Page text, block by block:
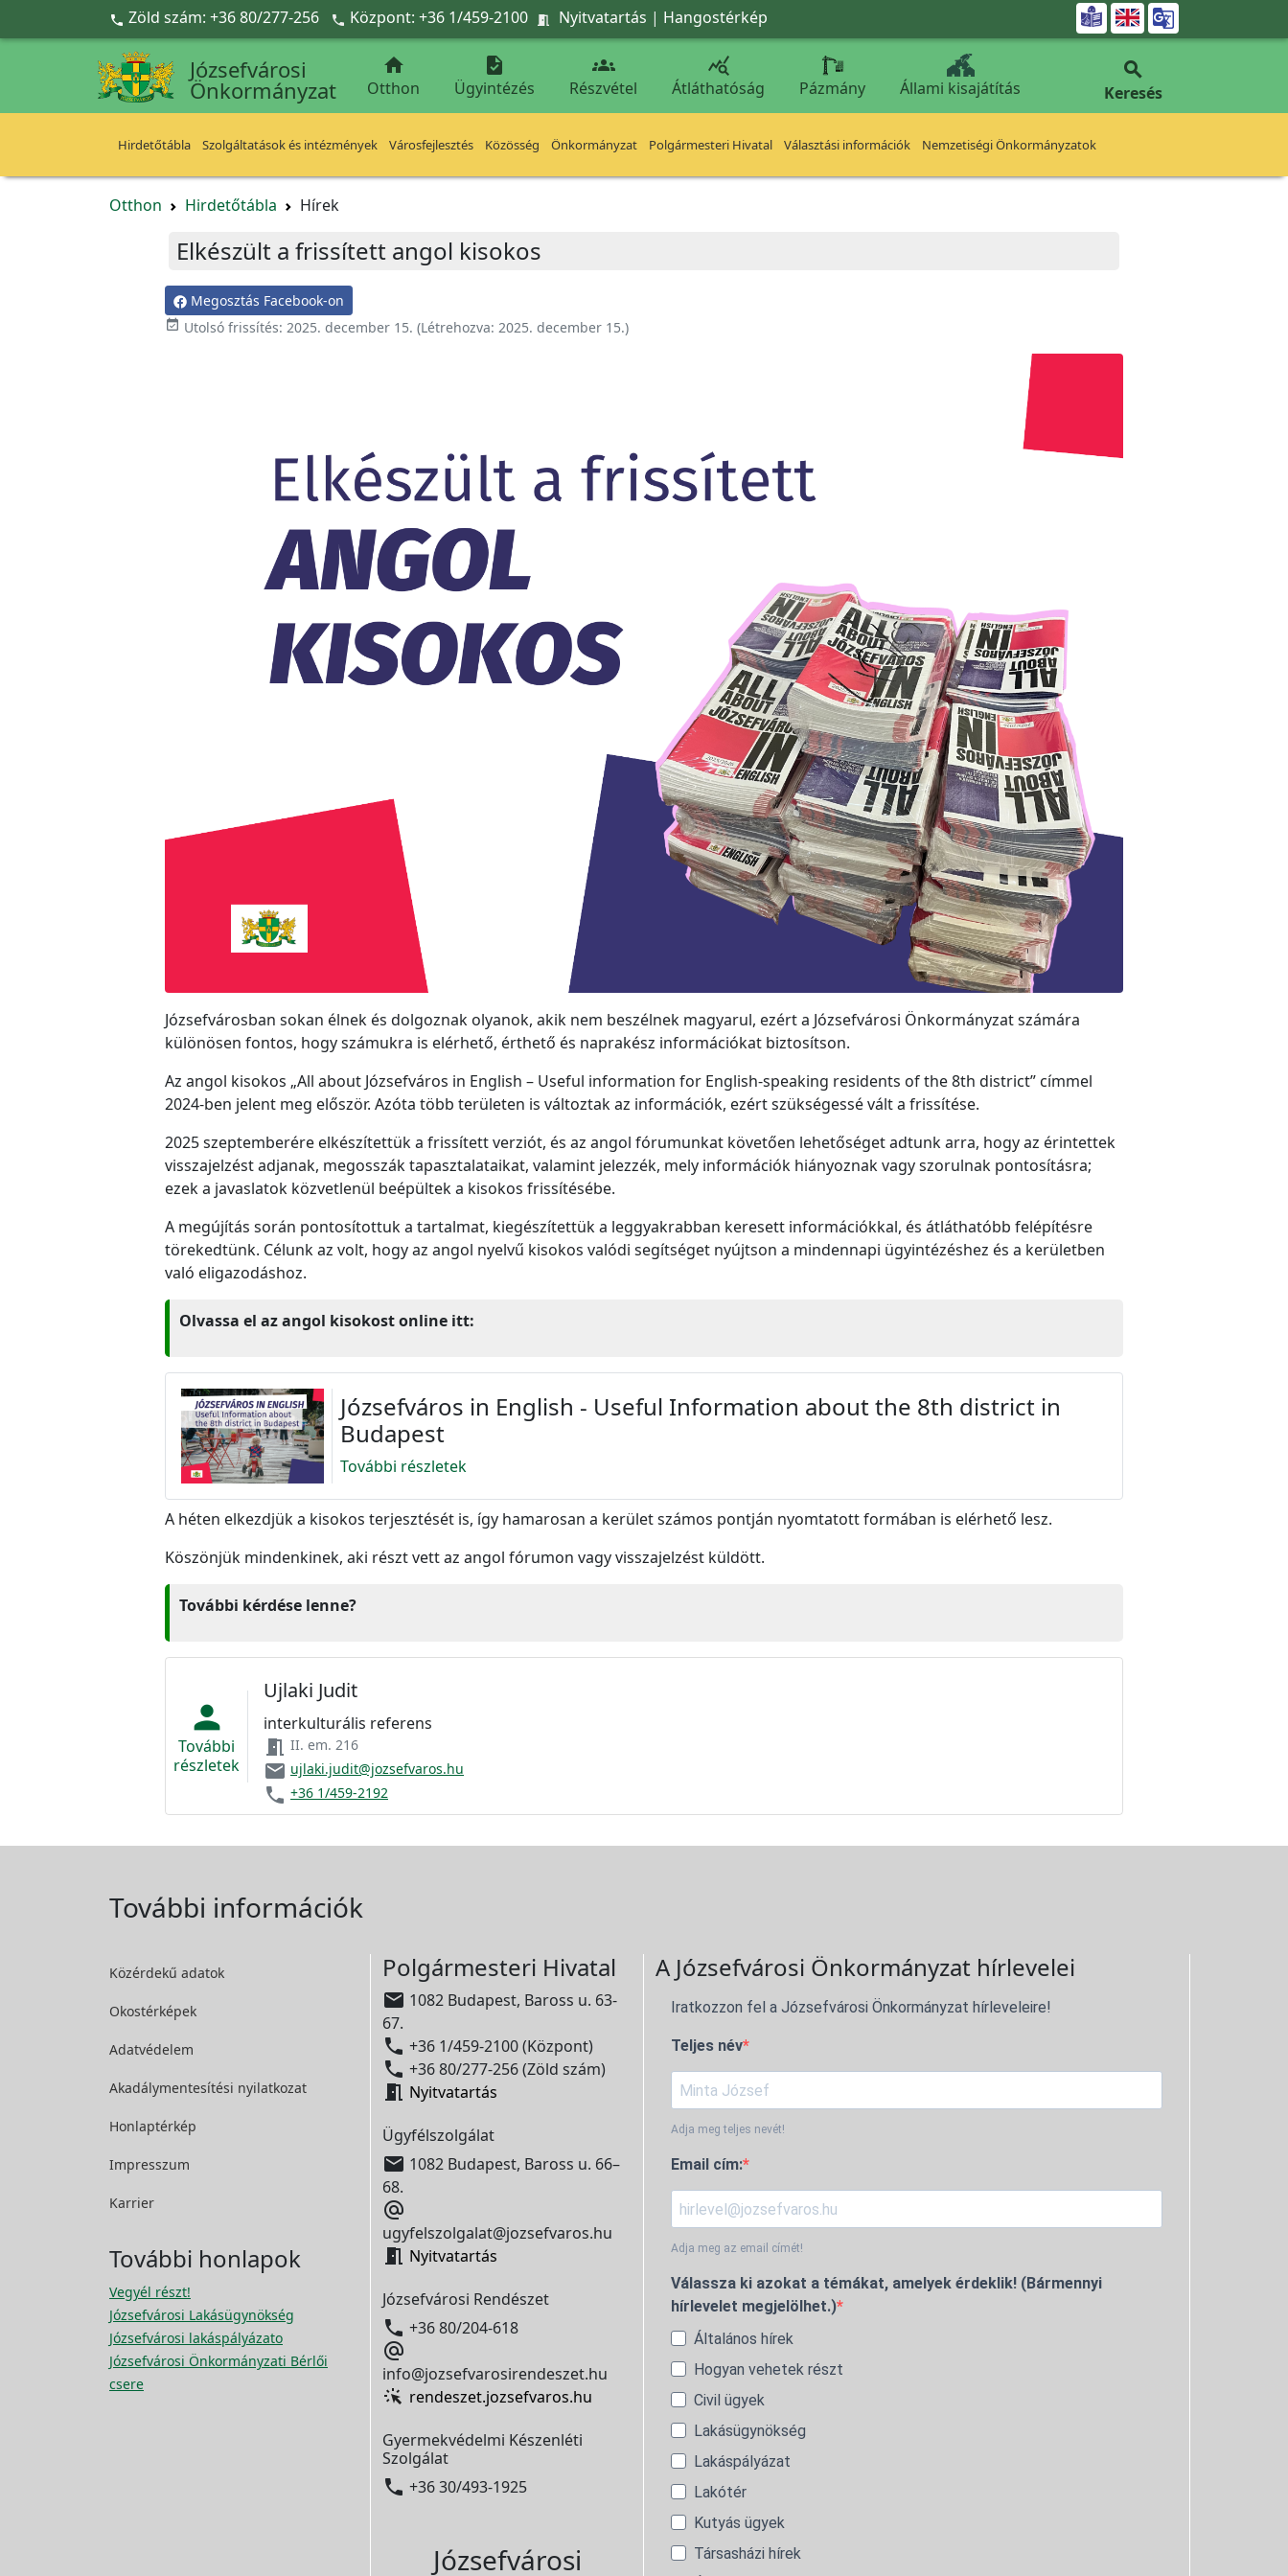
Ugrás a fő tartalomra
 Zöld szám: +36 80/277-256  Központ: +36 1/459-2100  Nyitvatartás | Hangostérkép 
Józsefvárosi
Önkormányzat

Otthon

Ügyintézés

Részvétel

Átláthatóság Pázmány Állami kisajátítás

Keresés
Hirdetőtábla Szolgáltatások és intézmények Városfejlesztés Közösség Önkormányzat Polgármesteri Hivatal Választási információk Nemzetiségi Önkormányzatok
Otthon Hirdetőtábla Hírek
Elkészült a frissített angol kisokos
Megosztás Facebook-on
 Utolsó frissítés: 2025. december 15. (Létrehozva: 2025. december 15.)
Józsefvárosban sokan élnek és dolgoznak olyanok, akik nem beszélnek magyarul, ezért a Józsefvárosi Önkormányzat számára
különösen fontos, hogy számukra is elérhető, érthető és naprakész információkat biztosítson.
Az angol kisokos „All about Józsefváros in English – Useful information for English-speaking residents of the 8th district” címmel
2024-ben jelent meg először. Azóta több területen is változtak az információk, ezért szükségessé vált a frissítése.
2025 szeptemberére elkészítettük a frissített verziót, és az angol fórumunkat követően lehetőséget adtunk arra, hogy az érintettek
visszajelzést adjanak, megosszák tapasztalataikat, valamint jelezzék, mely információk hiányoznak vagy szorulnak pontosításra;
ezek a javaslatok közvetlenül beépültek a kisokos frissítésébe.
A megújítás során pontosítottuk a tartalmat, kiegészítettük a leggyakrabban keresett információkkal, és átláthatóbb felépítésre
törekedtünk. Célunk az volt, hogy az angol nyelvű kisokos valódi segítséget nyújtson a mindennapi ügyintézéshez és a kerületben
való eligazodáshoz.
Olvassa el az angol kisokost online itt:
Józsefváros in English - Useful Information about the 8th district in
Budapest
További részletek
A héten elkezdjük a kisokos terjesztését is, így hamarosan a kerület számos pontján nyomtatott formában is elérhető lesz.
Köszönjük mindenkinek, aki részt vett az angol fórumon vagy visszajelzést küldött.
További kérdése lenne?
person
További
részletek
Ujlaki Judit
interkulturális referens
meeting_room II. em. 216
email ujlaki.judit@jozsefvaros.hu
phone +36 1/459-2192
További információk
Közérdekű adatok
Okostérképek
Adatvédelem
Akadálymentesítési nyilatkozat
Honlaptérkép
Impresszum
Karrier
További honlapok
Vegyél részt!
Józsefvárosi Lakásügynökség
Józsefvárosi lakáspályázato
Józsefvárosi Önkormányzati Bérlői
csere
Polgármesteri Hivatal
 1082 Budapest, Baross u. 63-
67.
 +36 1/459-2100 (Központ)
 +36 80/277-256 (Zöld szám)
 Nyitvatartás
Ügyfélszolgálat
 1082 Budapest, Baross u. 66–
68.

ugyfelszolgalat@jozsefvaros.hu
 Nyitvatartás
Józsefvárosi Rendészet
 +36 80/204-618

info@jozsefvarosirendeszet.hu
rendeszet.jozsefvaros.hu
Gyermekvédelmi Készenléti
Szolgálat
 +36 30/493-1925
Józsefvárosi
A Józsefvárosi Önkormányzat hírlevelei
Iratkozzon fel a Józsefvárosi Önkormányzat hírleveleire!
Teljes név
Adja meg teljes nevét!
Email cím:
Adja meg az email címét!
Válassza ki azokat a témákat, amelyek érdeklik! (Bármennyi
hírlevelet megjelölhet.)
Általános hírek
Hogyan vehetek részt
Civil ügyek
Lakásügynökség
Lakáspályázat
Lakótér
Kutyás ügyek
Társasházi hírek